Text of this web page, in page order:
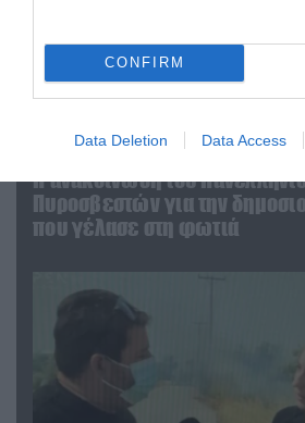
CONFIRM
Data Deletion Data Access
04.08.2026 | 13:02
Η ανακοίνωση του
Πυροσβεστών για την
που γέλασε στη φωτιά